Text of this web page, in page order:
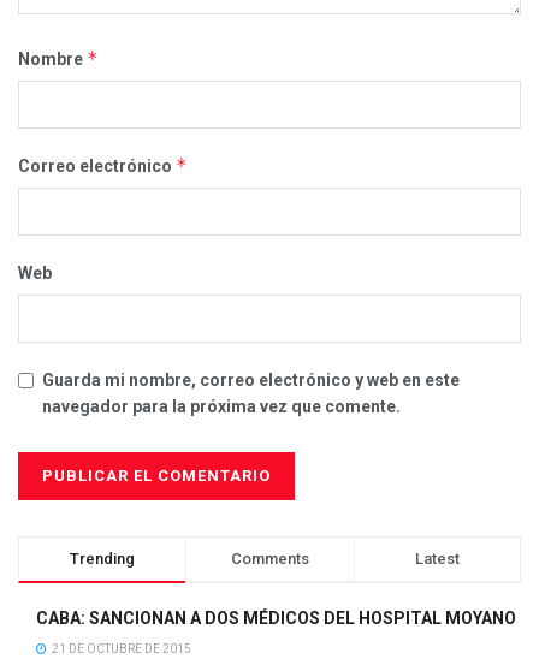
Nombre *
Correo electrónico *
Web
Guarda mi nombre, correo electrónico y web en este
navegador para la próxima vez que comente.
Trending Comments Latest
CABA: SANCIONAN A DOS MÉDICOS DEL HOSPITAL MOYANO
21 DE OCTUBRE DE 2015